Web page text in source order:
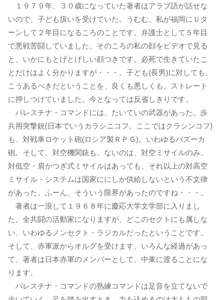
１９７９年、３０歳になっていた著者はアラブ語が話せな
いので、子ども扱いを受けていた。うむむ、私が福岡にＵタ
ーンして２年目になるころのことです。弁護士として５年目
で悪戦苦闘していました。そのころの私の顔をビデオで見る
と、いかにもとげとげしい顔つきです。必死で生きていたこ
とだけはよく分かりますが・・・。子ども(長男)に対しても、
こうあるべきだということを、良くも悪しくも、ストレート
に押しつけていました。今となっては反省しきりです。
パレスチナ・コマンドには、たいていの武器があった。歩
兵用突撃銃(日本でいうカラシニコフ。ここではクラシンコフ)
も、対戦車ロケット砲(ロシア製ＲＰＧ)。いわゆるバズーカ
砲。そして、対空機関銃も。ないのは、対空ミサイルのみ。
対低空・肩かつぎ式ミサイルはあっても、それ以上の対高空
ミサイル・システムは国家ににしか供給しないという不文律
があった。ふーん、そういう限界があったのですね・・・。
著者は一浪して１９６８年に慶応大学文学部に入りまし
た。全共闘の活動家になりますが、どこのセクトにも属しな
い、いわゆるノンセクト・ラジカルだったということです。
そして、赤軍派からオルグを受けます。いろんな経過があっ
て、著者は日本赤軍のメンバーとして、中東に渡ることにな
ります。
パレスチナ・コマンドの熟練コマンドは足音を立てないで